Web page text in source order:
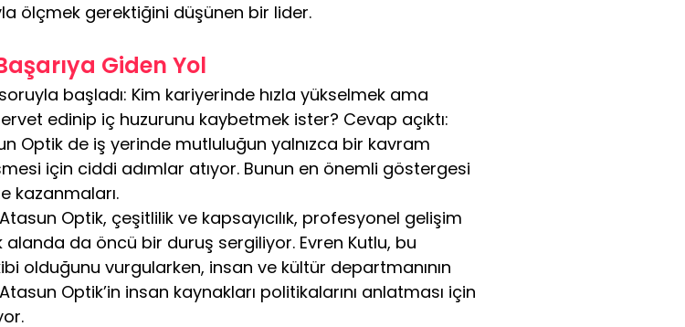
ölçmek gerektiğini düşünen bir lider.
Giden Yol
başladı: Kim kariyerinde hızla yükselmek ama
edinip iç huzurunu kaybetmek ister? Cevap açıktı:
Optik de iş yerinde mutluluğun yalnızca bir kavram
için ciddi adımlar atıyor. Bunun en önemli göstergesi
kazanmaları.
Optik, çeşitlilik ve kapsayıcılık, profesyonel gelişim
da öncü bir duruş sergiliyor. Evren Kutlu, bu
olduğunu vurgularken, insan ve kültür departmanının
Optik’in insan kaynakları politikalarını anlatması için